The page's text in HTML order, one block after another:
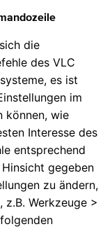
die
des VLC
es ist
im
können, wie
Interesse des
entsprechend
gegeben
zu ändern,
Werkzeuge >